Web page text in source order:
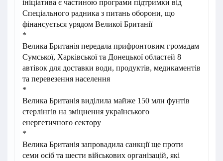
ініціатива є частиною програми підтримки від
Спеціального радника з питань оборони, що
фінансується урядом Великої Британії
*
Велика Британія передала прифронтовим громадам
Сумської, Харківської та Донецької областей 8
автівок для доставки води, продуктів, медикаментів
та перевезення населення
*
Велика Британія виділила майже 150 млн фунтів
стерлінгів на зміцнення українського
енергетичного сектору
*
Велика Британія запровадила санкції ще проти
семи осіб та шести військових організацій, які